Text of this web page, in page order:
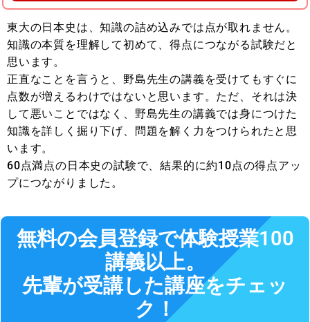
東大の日本史は、知識の詰め込みでは点が取れません。
知識の本質を理解して初めて、得点につながる試験だと
思います。
正直なことを言うと、野島先生の講義を受けてもすぐに
点数が増えるわけではないと思います。ただ、それは決
して悪いことではなく、野島先生の講義では身につけた
知識を詳しく掘り下げ、問題を解く力をつけられたと思
います。
60点満点の日本史の試験で、結果的に約10点の得点アッ
プにつながりました。
無料の会員登録で体験授業100
講義以上。
先輩が受講した講座をチェッ
ク！